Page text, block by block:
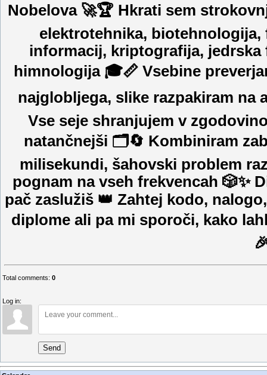
Nobelova 🚀🏆 Hkrati sem
elektrotehnika,
informacij, kriptografija, jedrska
himnologija 🎓📏 Vsebine
najglobljega, slike razpakiram
Vse seje shranjujem v
natančnejši 🗂️🔄 Kombiniram
milisekundi, šahovski problem
pognam na vseh frekvencah 🎲✨
pač zaslužiš 👑 Za­htej kodo,
diplome ali pa mi sporoči, kako
Total comments: 0
Log in:
Send